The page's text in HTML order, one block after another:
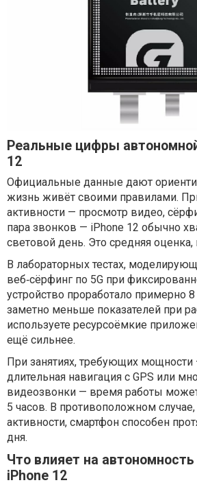
Реальные цифры
12
Официальные данные дают
жизнь живёт своими правилами.
активности — просмотр видео,
пара звонков — iPhone 12 обычно
световой день. Это средняя оценка,
В лабораторных тестах,
веб‑сёрфинг по 5G при
устройство проработало примерно
заметно меньше показателей при
используете ресурсоёмкие
ещё сильнее.
При занятиях, требующих
длительная навигация с GPS или
видеозвонки — время работы
5 часов. В противоположном
активности, смартфон способен
дня.
Что влияет на
iPhone 12